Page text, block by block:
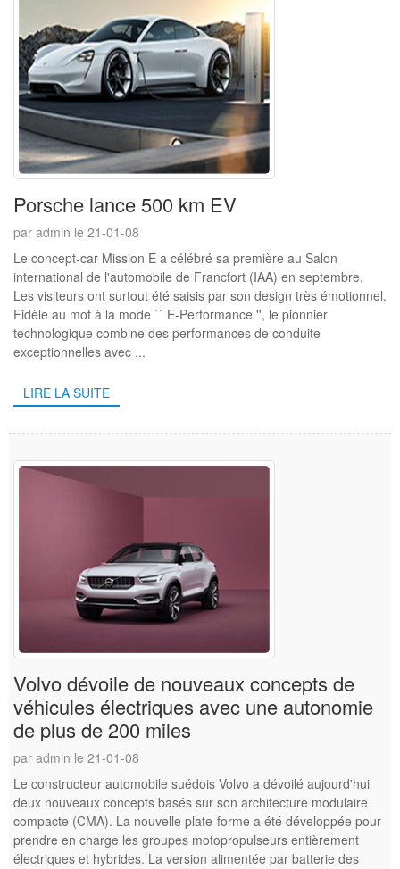
Porsche lance 500 km EV
par admin le 21-01-08
Le concept-car Mission E a célébré sa première au Salon
international de l'automobile de Francfort (IAA) en septembre.
Les visiteurs ont surtout été saisis par son design très émotionnel.
Fidèle au mot à la mode `` E-Performance '', le pionnier
technologique combine des performances de conduite
exceptionnelles avec ...
LIRE LA SUITE
Volvo dévoile de nouveaux concepts de
véhicules électriques avec une autonomie
de plus de 200 miles
par admin le 21-01-08
Le constructeur automobile suédois Volvo a dévoilé aujourd'hui
deux nouveaux concepts basés sur son architecture modulaire
compacte (CMA). La nouvelle plate-forme a été développée pour
prendre en charge les groupes motopropulseurs entièrement
électriques et hybrides. La version alimentée par batterie des